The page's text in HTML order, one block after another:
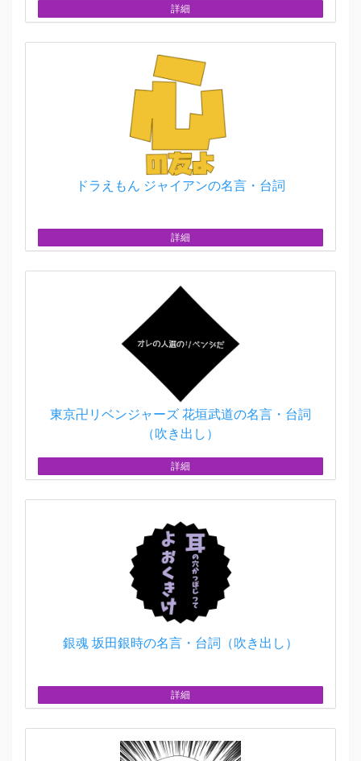
詳細
ドラえもん ジャイアンの名言・台詞
詳細
東京卍リベンジャーズ 花垣武道の名言・台詞
（吹き出し）
詳細
銀魂 坂田銀時の名言・台詞（吹き出し）
詳細